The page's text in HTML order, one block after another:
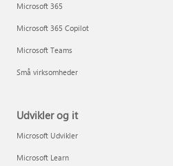
Microsoft 365
Microsoft 365 Copilot
Microsoft Teams
Små virksomheder
Udvikler og it
Microsoft Udvikler
Microsoft Learn